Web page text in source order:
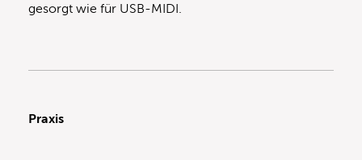
gesorgt wie für USB-MIDI.
Praxis